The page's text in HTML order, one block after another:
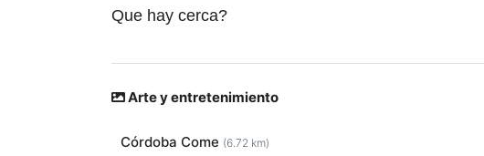
Que hay cerca?
Arte y entretenimiento
Córdoba Come (6.72 km)